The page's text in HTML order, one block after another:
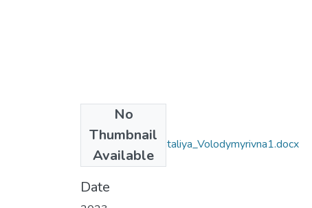
No
Thumbnail
Available
106_Hamarts_Nataliya_Volodymyrivna1.docx
(25.7 KB)
Date